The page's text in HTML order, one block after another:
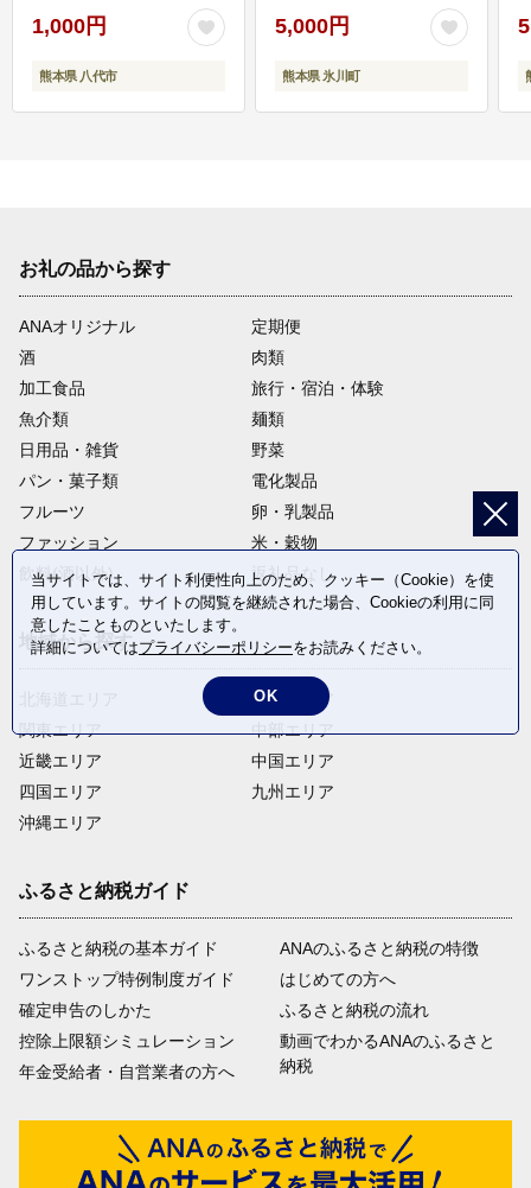
1,000円
熊本県 八代市
5,000円
熊本県 氷川町
お礼の品から探す
ANAオリジナル
定期便
酒
肉類
加工食品
旅行・宿泊・体験
魚介類
麺類
日用品・雑貨
野菜
パン・菓子類
電化製品
フルーツ
卵・乳製品
ファッション
米・穀物
飲料(酒以外)
返礼品なし
地域から探す
関東エリア
近畿エリア
四国エリア
沖縄エリア
東北エリア
中部エリア
中国エリア
九州エリア
ふるさと納税ガイド
ふるさと納税の基本ガイド
ワンストップ特例制度ガイド
確定申告のしかた
控除上限額シミュレーション
年金受給者・自営業者の方へ
ANAのふるさと納税の特徴
はじめての方へ
ふるさと納税の流れ
動画でわかるANAのふるさと
納税
当サイトでは、サイト利便性向上のため、クッキー（Cookie）を使
用しています。サイトの閲覧を継続された場合、Cookieの利用に同
意したことものといたします。
詳細についてはプライバシーポリシーをお読みください。
OK